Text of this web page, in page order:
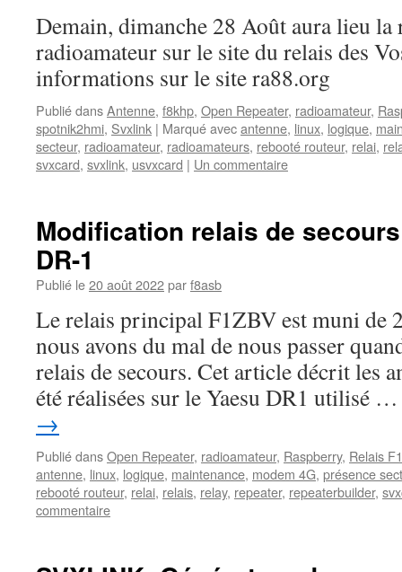
Demain, dimanche 28 Août aura lieu la
radioamateur sur le site du relais des
informations sur le site ra88.org
Publié dansAntenne, f8khp, Open Repeater, radioamateur,
spotnik2hmi, Svxlink | Marqué avecantenne, linux, logique,
secteur, radioamateur, radioamateurs, rebooté routeur, relai,
svxcard, svxlink, usvxcard | Un commentaire
Modification relais de
DR-1
Publié le20 août 2022parf8asb
Le relais principal F1ZBV est muni de
nous avons du mal de nous passer
relais de secours. Cet article décrit les
été réalisées sur le Yaesu DR1 utilisé
→
Publié dansOpen Repeater, radioamateur, Raspberry, Relais
antenne, linux, logique, maintenance, modem 4G, présence
rebooté routeur, relai, relais, relay, repeater, repeaterbuilder,
commentaire